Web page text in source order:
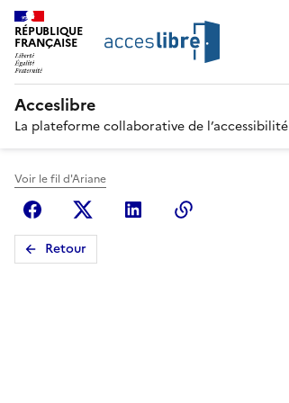
RÉPUBLIQUE
FRANÇAISE
Acceslibre
La plateforme collaborative de l’accessibilité
Voir le fil d'Ariane
FacebookX (anciennement Twitter)
Linkedin
Retour